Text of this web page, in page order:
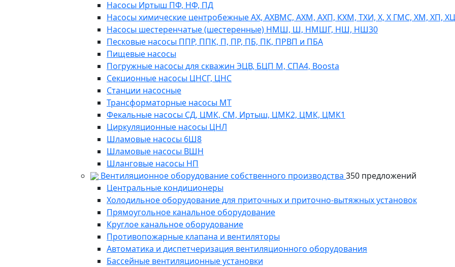
Насосы Иртыш ПФ, НФ, ПД
Насосы химические центробежные АХ, АХВМС, АХМ, АХП, КХМ, ТХИ, Х, Х ГМС, ХМ, ХП,
Насосы шестеренчатые (шестеренные) НМШ, Ш, НМШГ, НШ, НШ30
Песковые насосы ППР, ППК, П, ПР, ПБ, ПК, ПРВП и ПБА
Пищевые насосы
Погружные насосы для скважин ЭЦВ, БЦП М, СПА4, Boosta
Секционные насосы ЦНСГ, ЦНС
Станции насосные
Трансформаторные насосы МТ
Фекальные насосы СД, ЦМК, СМ, Иртыш, ЦМК2, ЦМК, ЦМК1
Циркуляционные насосы ЦНЛ
Шламовые насосы 6Ш8
Шламовые насосы ВШН
Шланговые насосы НП
Вентиляционное оборудование собственного производства 350 предложений
Центральные кондиционеры
Холодильное оборудование для приточных и приточно-вытяжных установок
Прямоугольное канальное оборудование
Круглое канальное оборудование
Противопожарные клапана и вентиляторы
Автоматика и диспетчеризация вентиляционного оборудования
Бассейные вентиляционные установки